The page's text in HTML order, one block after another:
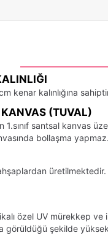
kenar kalınlığına
(TUVAL)
1.sınıf santsal kanvas
bollaşma yapmaz.
ahşaplardan
özel UV mürekkep ve
görüldüğü şekilde